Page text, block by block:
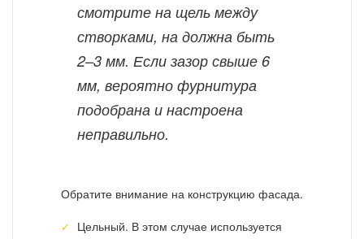
смотрите на щель между
створками, на должна быть
2–3 мм. Если зазор свыше 6
мм, вероятно фурнитура
подобрана и настроена
неправильно.
Обратите внимание на конструкцию фасада.
Цельный. В этом случае используется